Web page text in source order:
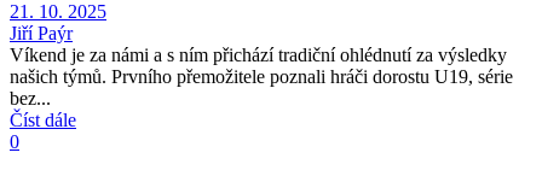
21. 10. 2025
Jiří Paýr
Víkend je za námi a s ním přichází tradiční ohlédnutí za výsledky
našich týmů. Prvního přemožitele poznali hráči dorostu U19, série
bez...
Číst dále
0